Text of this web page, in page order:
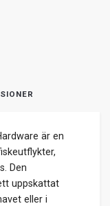
är en
Den
uppskattat
eller i